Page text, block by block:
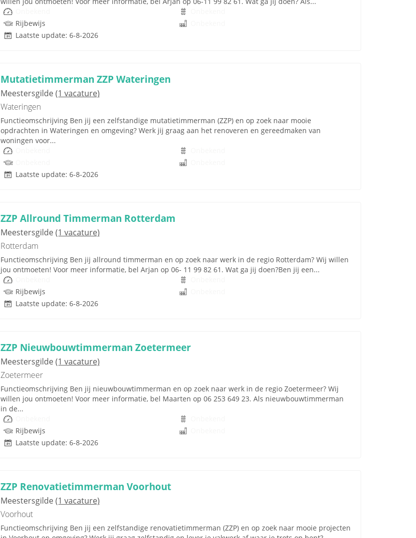
Rijbewijs
Laatste update: 6-8-2026
Mutatietimmerman ZZP Wateringen
Meestersgilde(1 vacature)
Wateringen
Functieomschrijving Ben jij een zelfstandige mutatietimmerman (ZZP) en op zoek naar mooie
opdrachten in Wateringen en omgeving? Werk jij graag aan het renoveren en gereedmaken van
woningen voor...
Laatste update: 6-8-2026
ZZP Allround Timmerman Rotterdam
Meestersgilde(1 vacature)
Rotterdam
Functieomschrijving Ben jij allround timmerman en op zoek naar werk in de regio Rotterdam? Wij willen
jou ontmoeten! Voor meer informatie, bel Arjan op 06- 11 99 82 61. Wat ga jij doen?Ben jij een...
Rijbewijs
Laatste update: 6-8-2026
ZZP Nieuwbouwtimmerman Zoetermeer
Meestersgilde(1 vacature)
Zoetermeer
Functieomschrijving Ben jij nieuwbouwtimmerman en op zoek naar werk in de regio Zoetermeer? Wij
willen jou ontmoeten! Voor meer informatie, bel Maarten op 06 253 649 23. Als nieuwbouwtimmerman
in de...
Rijbewijs
Laatste update: 6-8-2026
ZZP Renovatietimmerman Voorhout
Meestersgilde(1 vacature)
Voorhout
Functieomschrijving Ben jij een zelfstandige renovatietimmerman (ZZP) en op zoek naar mooie projecten